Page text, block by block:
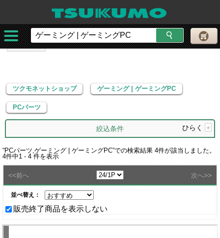
ツクモネットショップ
ゲーミング | ゲーミングPC
PCパーツ
ツクモネットショップ ゲーミング | ゲーミングPC
PCパーツ
絞込条件 ひらく +
“PCパーツ,ゲーミング | ゲーミングPC”での検索結果 4件が該当しました。
4件中1 - 4 件を表示
<<前へ 次へ>>
並べ替え：
販売終了商品を表示しない